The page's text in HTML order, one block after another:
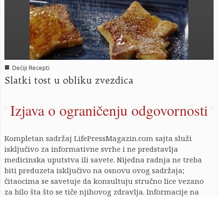
■ Dečiji Recepti
Slatki tost u obliku zvezdica
Izjava o ograničenju odgovornosti
Kompletan sadržaj LifePressMagazin.com sajta služi
isključivo za informativne svrhe i ne predstavlja
medicinska uputstva ili savete. Nijedna radnja ne treba
biti preduzeta isključivo na osnovu ovog sadržaja;
čitaocima se savetuje da konsultuju stručno lice vezano
za bilo šta što se tiče njihovog zdravlja. Informacije na